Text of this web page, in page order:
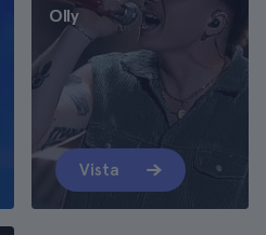
Olly
Vista